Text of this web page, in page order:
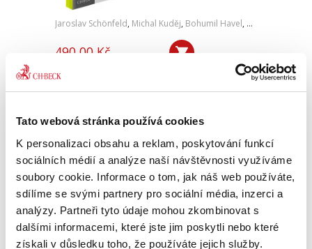
Tato webová stránka používá cookies
K personalizaci obsahu a reklam, poskytování funkcí
sociálních médií a analýze naší návštěvnosti využíváme
soubory cookie. Informace o tom, jak náš web používáte,
sdílíme se svými partnery pro sociální média, inzerci a
analýzy. Partneři tyto údaje mohou zkombinovat s
dalšími informacemi, které jste jim poskytli nebo které
získali v důsledku toho, že používáte jejich služby.
Jaroslav Schönfeld, Michal Kuděj, Bohumil Havel, Petr Sprinz
490,00 Kč
Preventivní restrukturalizace jako
předúpadkový způsob řešení finančních obtíží
vyvolaný evropskou směrnicí o restrukturalizaci
Insolvenční praxe.
Problémy a výzvy
pro léta dvacátá